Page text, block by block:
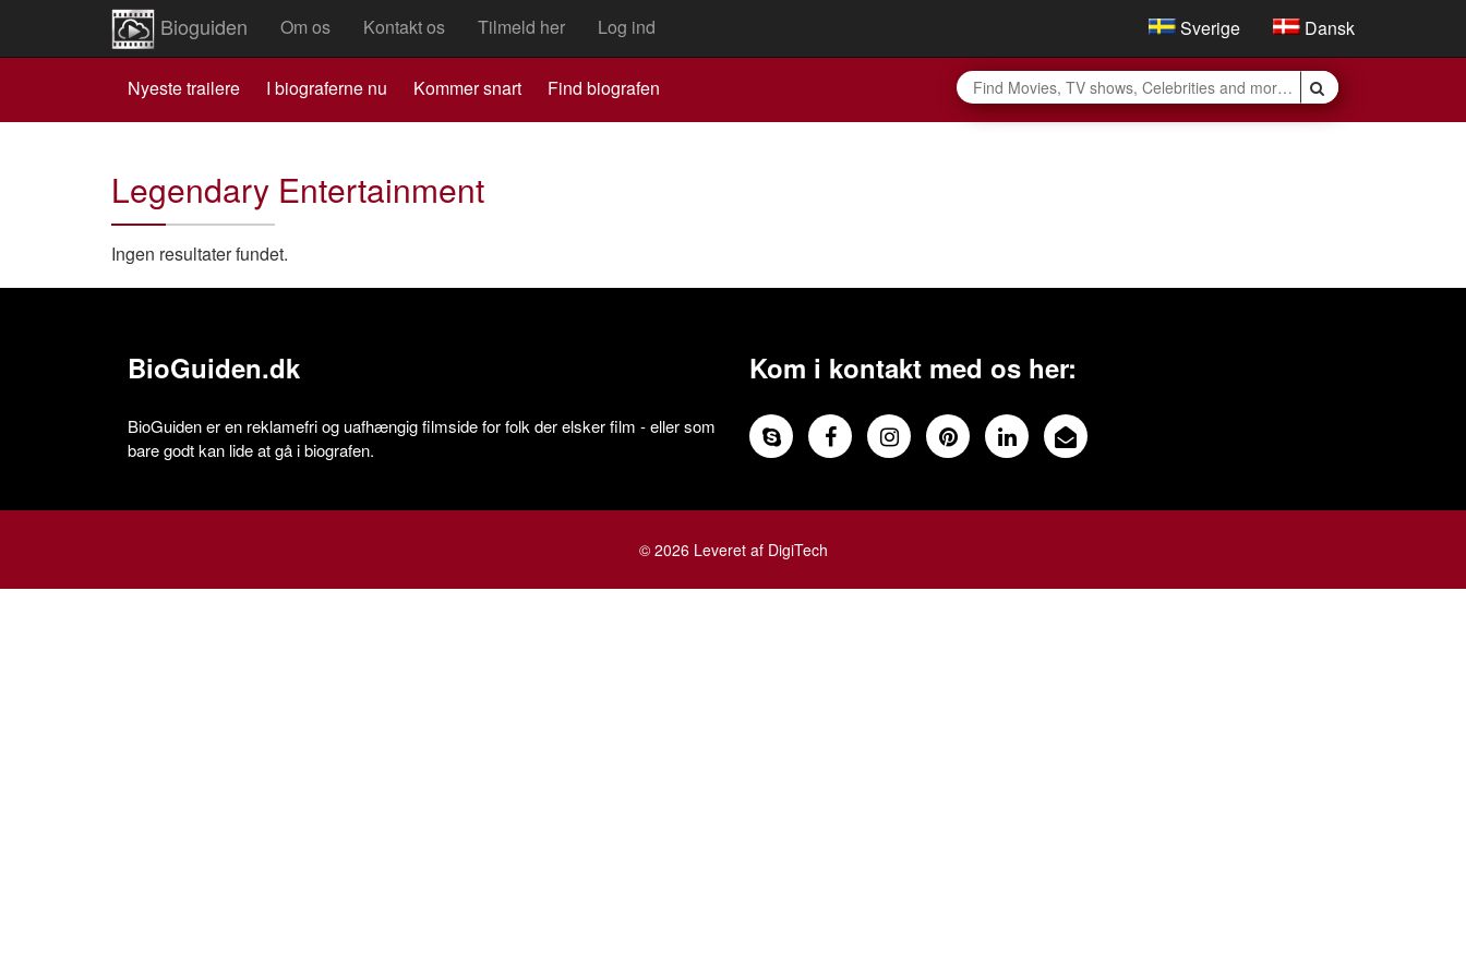
Bioguiden Om os Kontakt os Tilmeld her Log ind Sverige Dansk
Nyeste trailere I biograferne nu Kommer snart Find biografen
Legendary Entertainment
Ingen resultater fundet.
BioGuiden.dk
BioGuiden er en reklamefri og uafhængig filmside for folk der elsker film - eller som
bare godt kan lide at gå i biografen.
Kom i kontakt med os her:
© 2026 Leveret af DigiTech